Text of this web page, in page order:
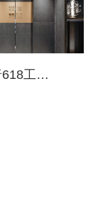
金泰|唐618工法展厅